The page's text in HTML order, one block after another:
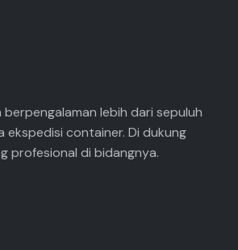
lebih dari sepuluh
ekspedisi container. Di dukung
profesional di bidangnya.